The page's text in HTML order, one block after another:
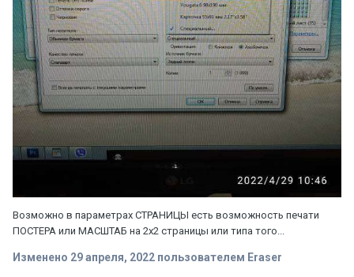
Возможно в параметрах СТРАНИЦЫ есть возможность печати
ПОСТЕРА или МАСШТАБ на 2х2 страницы или типа того...
Изменено 29 апреля, 2022 пользователем Eraser